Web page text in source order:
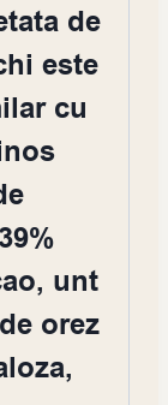
de
este
cu
unt
orez